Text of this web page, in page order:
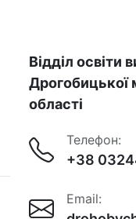
Відділ освіти
Дрогобицької
області
Телефон:
+38
Email: